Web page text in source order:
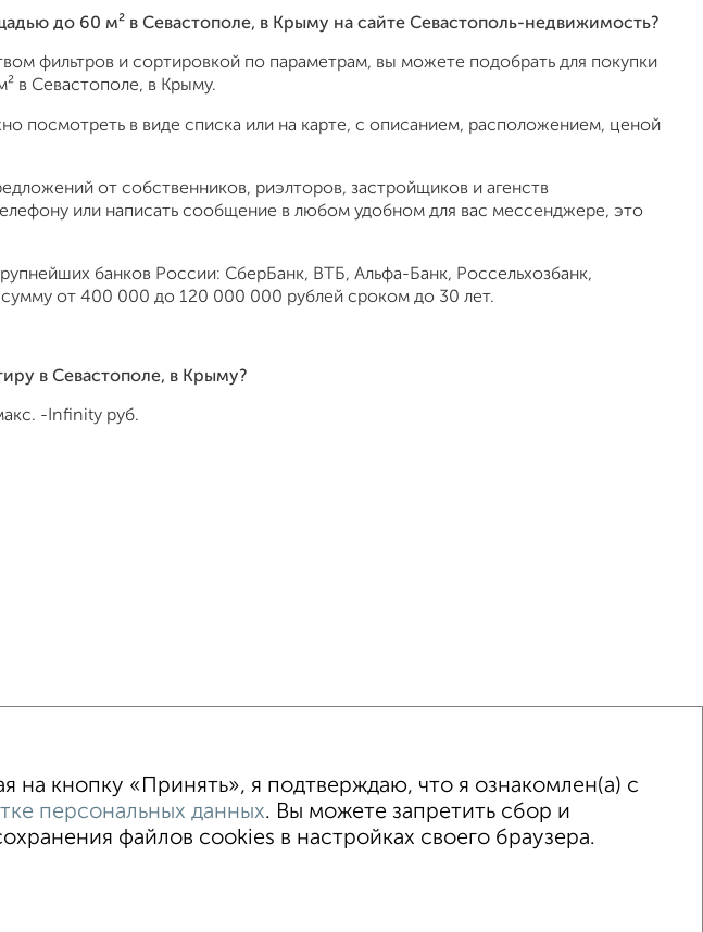
до 60 м² в Севастополе, в Крыму на сайте Севастополь-недвижимость?
фильтров и сортировкой по параметрам, вы можете подобрать для покупки
в Севастополе, в Крыму.
посмотреть в виде списка или на карте, с описанием, расположением, ценой
от собственников, риэлторов, застройщиков и агенств
или написать сообщение в любом удобном для вас мессенджере, это
банков России: СберБанк, ВТБ, Альфа-Банк, Россельхозбанк,
от 400 000 до 120 000 000 рублей сроком до 30 лет.
в Севастополе, в Крыму?
-Infinity руб.
В новом доме
Севастополь, улица проспект Генерала Острякова 88 © 2015–2026
на кнопку «Принять», я подтверждаю, что я ознакомлен(а) с
персональных данных. Вы можете запретить сбор и
файлов cookies в настройках своего браузера.